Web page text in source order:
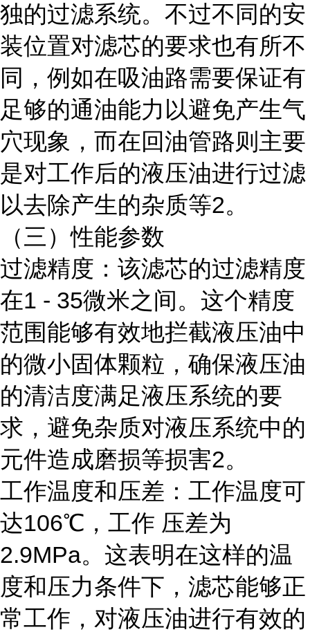
独的过滤系统。不过不同的安
装位置对滤芯的要求也有所不
同，例如在吸油路需要保证有
足够的通油能力以避免产生气
穴现象，而在回油管路则主要
是对工作后的液压油进行过滤
以去除产生的杂质等2。
（三）性能参数
过滤精度：该滤芯的过滤精度
在1 - 35微米之间。这个精度
范围能够有效地拦截液压油中
的微小固体颗粒，确保液压油
的清洁度满足液压系统的要
求，避免杂质对液压系统中的
元件造成磨损等损害2。
工作温度和压差：工作温度可
达106℃，工作 压差为
2.9MPa。这表明在这样的温
度和压力条件下，滤芯能够正
常工作，对液压油进行有效的